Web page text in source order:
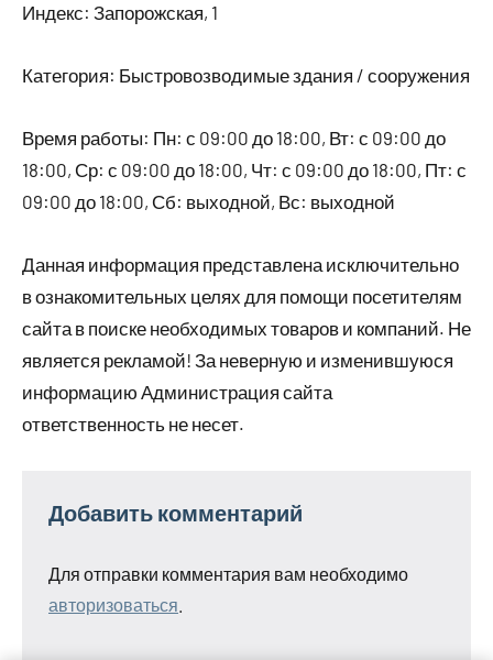
Индекс: Запорожская, 1
Категория: Быстровозводимые здания / сооружения
Время работы: Пн: с 09:00 до 18:00, Вт: с 09:00 до
18:00, Ср: с 09:00 до 18:00, Чт: с 09:00 до 18:00, Пт: с
09:00 до 18:00, Сб: выходной, Вс: выходной
Данная информация представлена исключительно
в ознакомительных целях для помощи посетителям
сайта в поиске необходимых товаров и компаний. Не
является рекламой! За неверную и изменившуюся
информацию Администрация сайта
ответственность не несет.
Добавить комментарий
Для отправки комментария вам необходимо
авторизоваться